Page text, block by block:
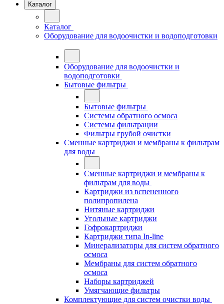
Каталог
Каталог
Оборудование для водоочистки и водоподготовки
Оборудование для водоочистки и
водоподготовки
Бытовые фильтры
Бытовые фильтры
Системы обратного осмоса
Системы фильтрации
Фильтры грубой очистки
Сменные картриджи и мембраны к фильтрам
для воды
Сменные картриджи и мембраны к
фильтрам для воды
Картриджи из вспененного
полипропилена
Нитяные картриджи
Угольные картриджи
Гофрокартриджи
Картриджи типа In-line
Минерализаторы для систем обратного
осмоса
Мембраны для систем обратного
осмоса
Наборы картриджей
Умягчающие фильтры
Комплектующие для систем очистки воды